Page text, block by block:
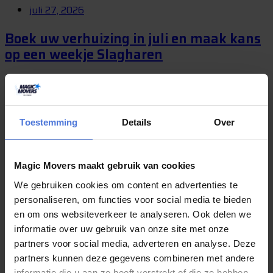
Toestemming Details Over
Magic Movers maakt gebruik van cookies
We gebruiken cookies om content en advertenties te
personaliseren, om functies voor social media te bieden
en om ons websiteverkeer te analyseren. Ook delen we
informatie over uw gebruik van onze site met onze
partners voor social media, adverteren en analyse. Deze
partners kunnen deze gegevens combineren met andere
juli 27, 2026
Boek uw verhuizing in juli en maak kans
op een weekje Slagharen
Verhuizen is vaak een bijzonder moment. U krijgt de sleutel van een
nieuwe woning, begint aan een nieuwe periode of verhuist naar een
plek waar...
Gaat u deze zomer verhuizen? Kies dan
voor Magic Movers!
Heeft u deze zomer een verhuizing op de planning staan maar weet
u niet waar u moet beginnen? Wij van Magic Movers kunnen u
hierbij...